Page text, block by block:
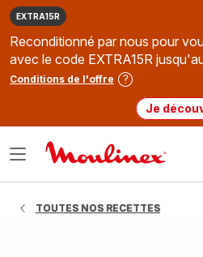
EXTRA15R
Reconditionné par nous pour
avec le code EXTRA15R
Conditions de l'offre
Je
Ouvrir
TOUTES NOS RECETTES